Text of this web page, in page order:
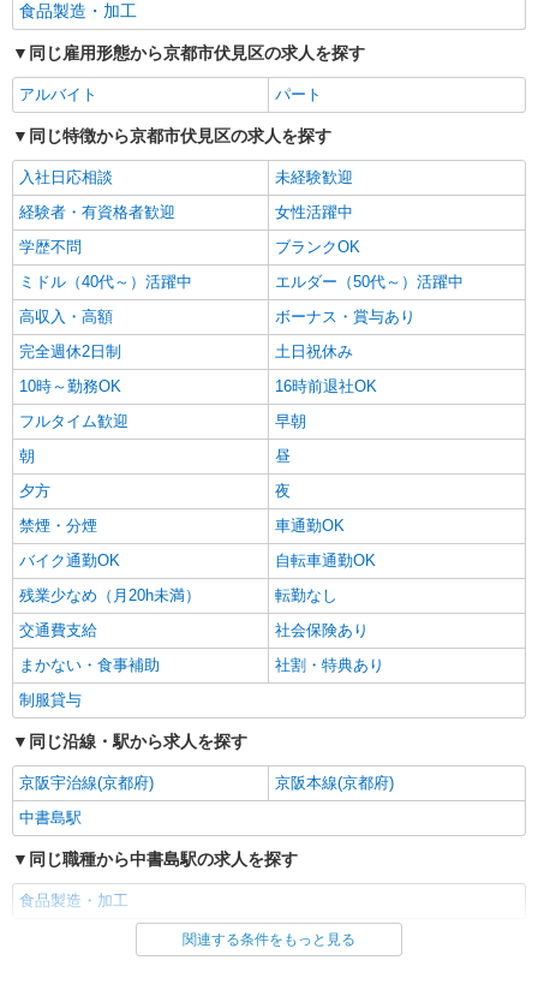
食品製造・加工
同じ雇用形態から京都市伏見区の求人を探す
アルバイト パート
同じ特徴から京都市伏見区の求人を探す
入社日応相談
未経験歓迎
経験者・有資格者歓迎
女性活躍中
学歴不問
ブランクOK
ミドル（40代～）活躍中
エルダー（50代～）活躍中
高収入・高額
ボーナス・賞与あり
完全週休2日制
土日祝休み
10時～勤務OK
16時前退社OK
フルタイム歓迎
早朝
朝
昼
夕方
夜
禁煙・分煙
車通勤OK
バイク通勤OK
自転車通勤OK
残業少なめ（月20h未満）
転勤なし
交通費支給
社会保険あり
まかない・食事補助
社割・特典あり
制服貸与
同じ沿線・駅から求人を探す
京阪宇治線(京都府)
京阪本線(京都府)
中書島駅
同じ職種から中書島駅の求人を探す
食品製造・加工
同じ雇用形態から中書島駅の求人を探す
関連する条件をもっと見る